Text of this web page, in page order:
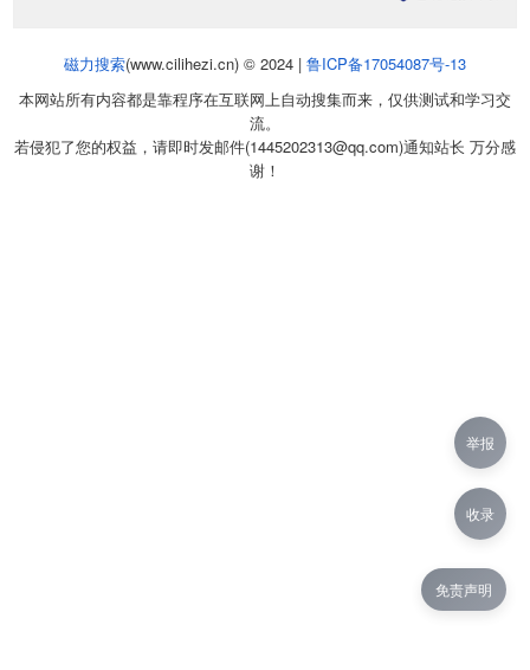
磁力搜索(www.cilihezi.cn) © 2024 | 鲁ICP备17054087号-13
本网站所有内容都是靠程序在互联网上自动搜集而来，仅供测试和学习交
流。
若侵犯了您的权益，请即时发邮件(1445202313@qq.com)通知站长 万分感
谢！
免责声明
举报
收录